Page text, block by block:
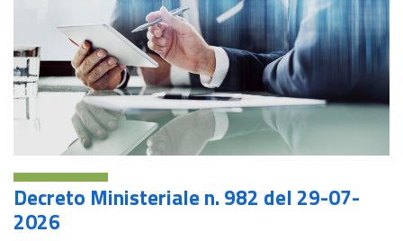
Decreto Ministeriale n. 982 del 29-07-
2026